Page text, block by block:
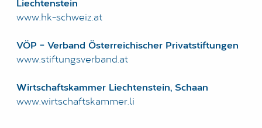
Liechtenstein
www.hk-schweiz.at
VÖP - Verband Österreichischer Privatstiftungen
www.stiftungsverband.at
Wirtschaftskammer Liechtenstein, Schaan
www.wirtschaftskammer.li